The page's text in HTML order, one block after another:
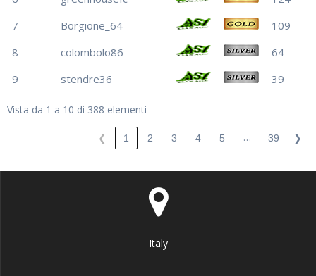
7
Borgione_64
109
8
colombolo86
64
9
stendre36 39
Vista da 1 a 10 di 388 elementi
❮ 1 2 3 4 5 … 39 ❯
Italy